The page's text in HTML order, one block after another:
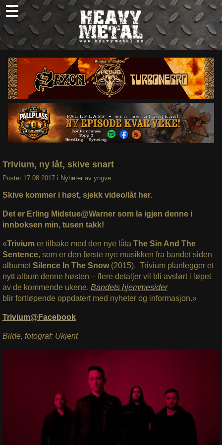
Skip
to
content
Nyheter
Omtaler
Intervjuer
Om oss
Abonner
Søk
Trivium, ny låt, skive snart
Postet 17.08.2017 i Nyheter av yngve
Skive kommer i høst, sjekk video/låt her.
Det er Erling Midstue@Warner som la igjen denne i
innboksen min, tusen takk!
«Trivium er tilbake med den nye låta The Sin And The
Sentence, som er den første nye musikken fra bandet siden
albumetSilence In The Snow (2015). Trivium planlegger et
nytt album denne høsten – flere detaljer vil bli avslørt i løpet
av de kommende ukene. Bandets hjemmesider
blir fortløpende oppdatert med nyheter og informasjon.»
Trivium@Facebook
Bilde, fotograf: Ukjent